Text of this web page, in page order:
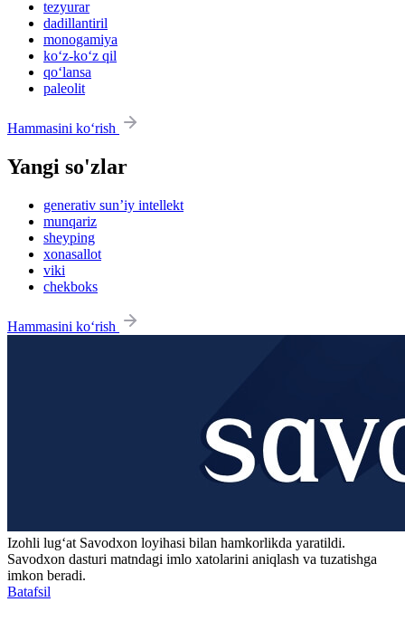
tezyurar
dadillantiril
monogamiya
ko‘z-ko‘z qil
qo‘lansa
paleolit
Hammasini ko‘rish
Yangi so'zlar
generativ sun’iy intellekt
munqariz
sheyping
xonasallot
viki
chekboks
Hammasini ko‘rish
Izohli lugʻat Savodxon loyihasi bilan hamkorlikda yaratildi.
Savodxon dasturi matndagi imlo xatolarini aniqlash va tuzatishga
imkon beradi.
Batafsil